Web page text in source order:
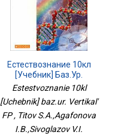
Естествознание 10кл
[Учебник] Баз.ур.
Вертикаль ФП
Estestvoznanie 10kl
[Uchebnik] baz.ur. Vertikal'
FP , Titov S.A.,Agafonova
I.B.,Sivoglazov V.I.